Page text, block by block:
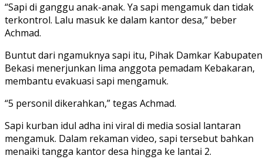
“Sapi di ganggu anak-anak. Ya sapi mengamuk dan tidak
terkontrol. Lalu masuk ke dalam kantor desa,” beber
Achmad.
Buntut dari ngamuknya sapi itu, Pihak Damkar Kabupaten
Bekasi menerjunkan lima anggota pemadam Kebakaran,
membantu evakuasi sapi mengamuk.
“5 personil dikerahkan,” tegas Achmad.
Sapi kurban idul adha ini viral di media sosial lantaran
mengamuk. Dalam rekaman video, sapi tersebut bahkan
menaiki tangga kantor desa hingga ke lantai 2.